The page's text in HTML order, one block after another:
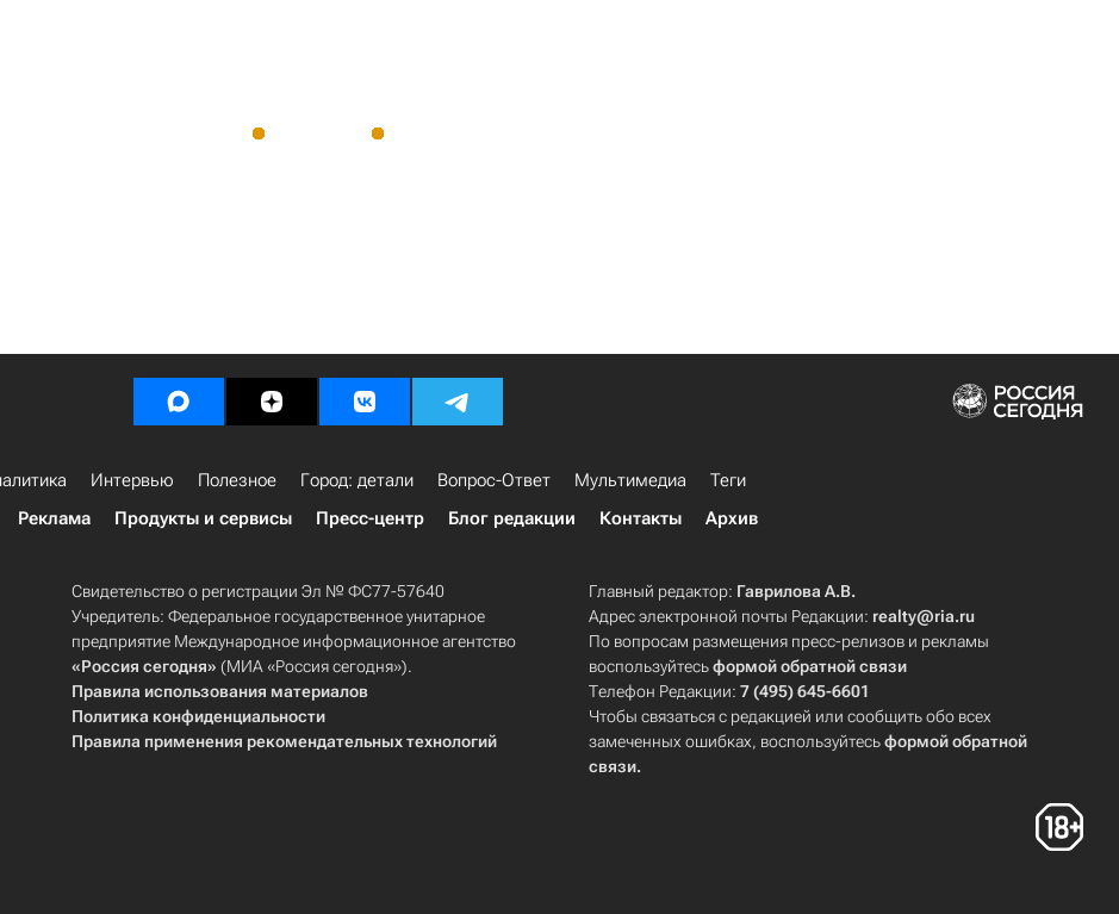
Интервью Полезное Город: детали Вопрос-Ответ Мультимедиа
Теги
Реклама Продукты и сервисы Пресс-центр Блог редакции Контакты Архив
Свидетельство о регистрации Эл № ФС77-57640
Учредитель: Федеральное государственное унитарное
предприятие Международное информационное агентство
«Россия сегодня» (МИА «Россия сегодня»).
Правила использования материалов
Политика конфиденциальности
Правила применения рекомендательных технологий
Главный редактор: Гаврилова А.В.
Адрес электронной почты Редакции: realty@ria.ru
По вопросам размещения пресс-релизов и рекламы
воспользуйтесьформой обратной связи
Телефон Редакции:7 (495) 645-6601
Чтобы связаться с редакцией или сообщить обо всех
замеченных ошибках, воспользуйтесьформой обратной
связи.